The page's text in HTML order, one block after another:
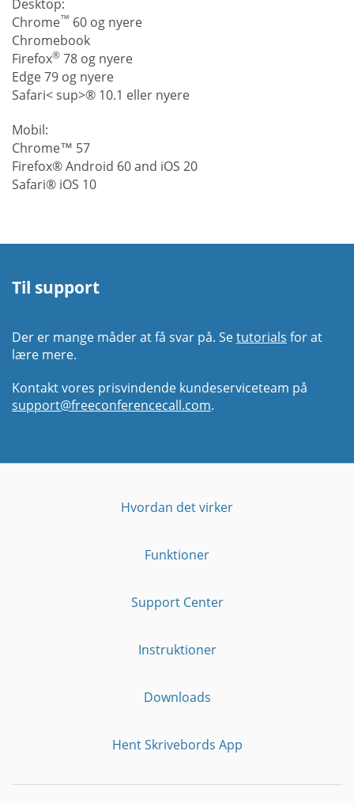
Desktop:
Chrome™ 60 og nyere
Chromebook
Firefox® 78 og nyere
Edge 79 og nyere
Safari< sup>® 10.1 eller nyere
Mobil:
Chrome™ 57
Firefox® Android 60 and iOS 20
Safari® iOS 10
Til support
Der er mange måder at få svar på. Setutorials for at
lære mere.
Kontakt vores prisvindende kundeserviceteam på
support@freeconferencecall.com.
Hvordan det virker
Funktioner
Support Center
Instruktioner
Downloads
Hent Skrivebords App